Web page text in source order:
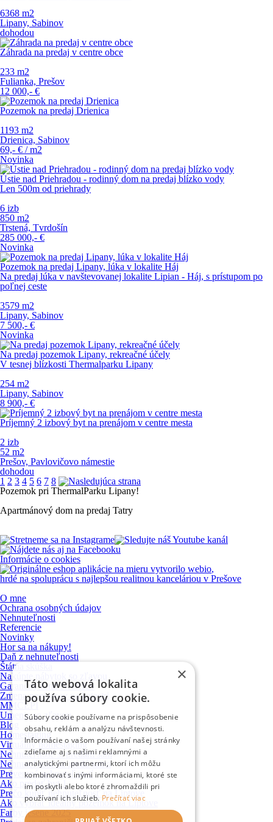
6368 m2
Lipany, Sabinov
dohodou
Záhrada na predaj v centre obce
233 m2
Fulianka, Prešov
12 000,- €
Pozemok na predaj Drienica
1193 m2
Drienica, Sabinov
69,- € / m2
Novinka
Ústie nad Priehradou - rodinný dom na predaj blízko vody
Len 500m od priehrady
6 izb
850 m2
Trstená, Tvrdošín
285 000,- €
Novinka
Pozemok na predaj Lipany, lúka v lokalite Háj
Na predaj lúka v navštevovanej lokalite Lipian - Háj, s prístupom po
poľnej ceste
3579 m2
Lipany, Sabinov
7 500,- €
Novinka
Na predaj pozemok Lipany, rekreačné účely
V tesnej blízkosti Thermalparku Lipany
254 m2
Lipany, Sabinov
8 900,- €
Príjemný 2 izbový byt na prenájom v centre mesta
2 izb
52 m2
Prešov, Pavlovičovo námestie
dohodou
1 2 3 4 5 6 7 8
Pozemok pri ThermalParku Lipany!
Apartmánový dom na predaj Tatry
Informácie o cookies
vytvorilo webio,
hrdé na spoluprácu s najlepšou realitnou kanceláriou v Prešove
O mne
Ochrana osobných údajov
Nehnuteľnosti
Referencie
Novinky
Hor sa na nákupy!
Daň z nehnuteľnosti
Štátna skúška
Nakúpte nábytok so zľavou
Garančný fond NARKS
Zmena poplatkov na katastri
MMCEPI
Umenie so zľavou
Blog
Homestaging
Virtuálny homestaging
Nehnuteľnosť si predám sám
Nehnuteľnosť sa predá sama
Preverená nehnuteľnosť
Ako predať byt 1
Prečo kúpiť nehnuteľnosť na Liptove
Ako vybrať ideálny pozemok na Liptove
Farby jesene 2025
×
Táto webová lokalita
používa súbory cookie.
Súbory cookie používame na prispôsobenie
obsahu, reklám a analýzu návštevnosti.
Informácie o vašom používaní našej stránky
zdieľame aj s našimi reklamnými a
analytickými partnermi, ktorí ich môžu
kombinovať s inými informáciami, ktoré ste
im poskytli alebo ktoré zhromaždili pri
používaní ich služieb. Prečítať viac